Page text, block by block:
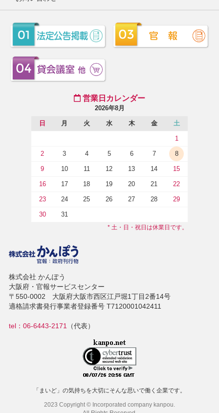
営業日カレンダー
2026年8月
日 月 火 水 木 金 土
1
2 3 4 5 6 7 8
9 10 11 12 13 14 15
16 17 18 19 20 21 22
23 24 25 26 27 28 29
30 31
* 土・日・祝日は休業日です。
株式会社 かんぽう
大阪府・官報サービスセンター
〒550-0002 大阪府大阪市西区江戸堀1丁目2番14号
適格請求書発行事業者登録番号 T7120001042411
tel：06-6443-2171 （代表）
「まいど」の気持ちを大切にそんな思いで働く企業です。
2023 Copyright © Incorporated company kanpou.